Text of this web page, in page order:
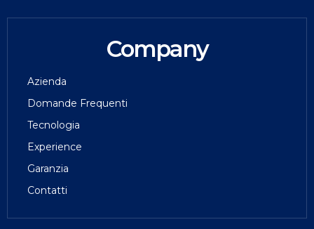
Company
Azienda
Domande Frequenti
Tecnologia
Experience
Garanzia
Contatti